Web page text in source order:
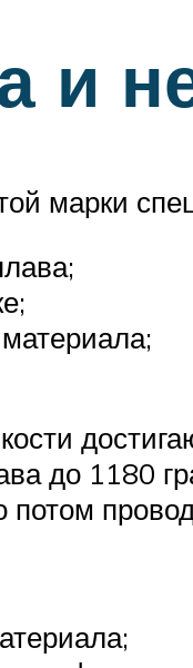
и
марки
до 1180